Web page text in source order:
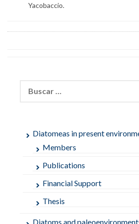
Yacobaccio.
Diatomeas in present
Members
Publications
Financial Support
Thesis
Diatoms and